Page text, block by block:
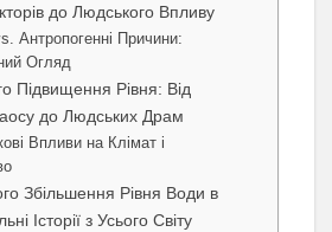
до Людського Впливу
Антропогенні Причини:
Огляд
Підвищення Рівня: Від
до Людських Драм
Впливи на Клімат і
Збільшення Рівня Води в
Історії з Усього Світу